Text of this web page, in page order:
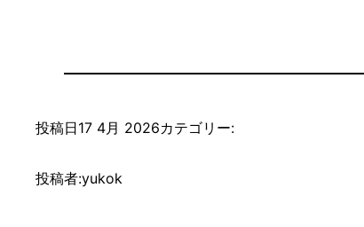
投稿日17 4月 2026カテゴリー:
投稿者:yukok